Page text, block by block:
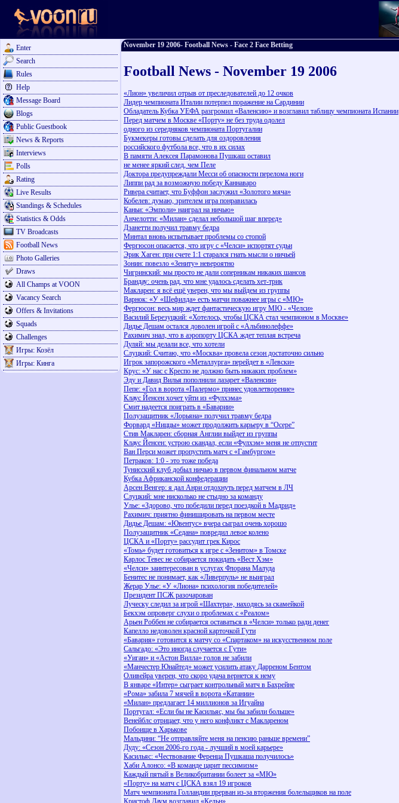
Enter
Search
Rules
Help
Message Board
Blogs
Public Guestbook
News & Reports
Interviews
Polls
Rating
Live Results
Standings & Schedules
Statistics & Odds
TV Broadcasts
Football News
Photo Galleries
Draws
All Champs at VOON
Vacancy Search
Offers & Invitations
Squads
Challenges
Игры: Козёл
Игры: Кинга
November 19 2006- Football News - Face 2 Face Betting
Football News - November 19 2006
«Лион» увеличил отрыв от преследователей до 12 очков
Лидер чемпионата Италии потерпел поражение на Сардинии
Обладатель Кубка УЕФА разгромил «Валенсию» и возглавил таблицу чемпионата Испании
Перед матчем в Москве «Порту» не без труда одолел
одного из середняков чемпионата Португалии
Букмекеры готовы сделать для оздоровления
российского футбола все, что в их силах
В памяти Алексея Парамонова Пушкаш оставил
не менее яркий след, чем Пеле
Доктора предупреждали Месси об опасности перелома ноги
Липпи рад за возможную победу Каннаваро
Ривера считает, что Буффон заслужил «Золотого мяча»
Кобелев: думаю, зрителем игра понравилась
Каньи: «Эмполи» наиграл на ничью»
Анчелотти: «Милан» сделал небольшой шаг вперед»
Дзанетти получил травму бедра
Минтал вновь испытывает проблемы со стопой
Фергюсон опасается, что игру с «Челси» испортят судьи
Эрик Хаген: при счете 1:1 старался гнать мысли о ничьей
Зонин: повезло «Зениту» невероятно
Чигринский: мы просто не дали соперникам никаких шансов
Брандау: очень рад, что мне удалось сделать хет-трик
Макларен: я всё ещё уверен, что мы выйдем из группы
Варнок: «У «Шефилда» есть матчи поважнее игры с «МЮ»
Фергюсон: весь мир ждет фантастическую игру МЮ - «Челси»
Василий Березуцкий: «Хотелось, чтобы ЦСКА стал чемпионом в Москве»
Дидье Дешам остался доволен игрой с «Альбинолеффе»
Рахимич знал, что в аэропорту ЦСКА ждет теплая встреча
Дуляй: мы делали все, что хотели
Слуцкий: Считаю, что «Москва» провела сезон достаточно сильно
Игрок запорожского «Металлурга» перейдет в «Левски»
Крус: «У нас с Креспо не должно быть никаких проблем»
Эду и Давид Вилья пополнили лазарет «Валенсии»
Пепе: «Гол в ворота «Палермо» принес удовлетворение»
Клаус Йенсен хочет уйти из «Фулхэма»
Смит надеется поиграть в «Баварии»
Полузащитник «Лорьяна» получил травму бедра
Форвард «Ниццы» может продолжить карьеру в “Осере”
Стив Макларен: сборная Англии выйдет из группы
Клаус Йенсен: устрою скандал, если «Фулхэм» меня не отпустит
Ван Перси может пропустить матч с «Гамбургом»
Петраков: 1:0 - это тоже победа
Тунисский клуб добыл ничью в первом финальном матче
Кубка Африканской конфедерации
Арсен Венгер: я дал Анри отдохнуть перед матчем в ЛЧ
Слуцкий: мне нисколько не стыдно за команду
Улье: «Здорово, что победили перед поездкой в Мадрид»
Рахимич: приятно финишировать на первом месте
Дидье Дешам: «Ювентус» вчера сыграл очень хорошо
Полузащитник «Седана» повредил левое колено
ЦСКА и «Порту» рассудит грек Кирос
«Томь» будет готовиться к игре с «Зенитом» в Томске
Карлос Тевес не собирается покидать «Вест Хэм»
«Челси» заинтересован в услугах Флорана Малуда
Бенитес не понимает, как «Ливерпуль» не выиграл
Жерар Улье: «У «Лиона» психология победителей»
Президент ПСЖ разочарован
Луческу следил за игрой «Шахтера», находясь за скамейкой
Бекхэм опроверг слухи о проблемах с «Реалом»
Арьен Роббен не собирается оставаться в «Челси» только ради денег
Капелло недоволен красной карточкой Гути
«Бавария» готовится к матчу со «Спартаком» на искусственном поле
Сальгадо: «Это иногда случается с Гути»
«Уиган» и «Астон Вилла» голов не забили
«Манчестер Юнайтед» может усилить атаку Дарреном Бентом
Оливейра уверен, что скоро удача вернется к нему
В январе «Интер» сыграет контрольный матч в Бахрейне
«Рома» забила 7 мячей в ворота «Катании»
«Милан» предлагает 14 миллионов за Игуайна
Португал: «Если бы не Касильяс, мы бы забили больше»
Венейблс отрицает, что у него конфликт с Маклареном
Побоище в Харькове
Мальдини: “Не отправляйте меня на пенсию раньше времени”
Дуду: «Сезон 2006-го года - лучший в моей карьере»
Касильяс: «Чествование Ференца Пушкаша получилось»
Хаби Алонсо: «В команде царит пессимизм»
Каждый пятый в Великобритании болеет за «МЮ»
«Порту» на матч с ЦСКА взял 19 игроков
Матч чемпионата Голландии прерван из-за вторжения болельщиков на поле
Кристоф Даум возглавил «Кельн»